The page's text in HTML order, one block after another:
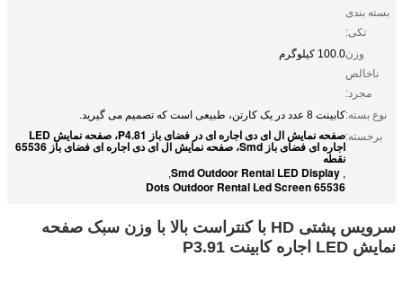
بسته بندی
تکی:
وزن
ناخالص
مجرد:
100.0 کیلوگرم
نوع بسته:کابینت 8 عدد در یک کارتن، طبیعی است که تصمیم می گیرید.
برجسته:
صفحه نمایش ال ای دی اجاره ای در فضای باز P4.81، صفحه نمایش LED
اجاره ای فضای باز Smd، صفحه نمایش ال ای دی اجاره ای فضای باز 65536
نقطه
,
Smd Outdoor Rental LED Display
,
65536 Dots Outdoor Rental Led Screen
سرویس پشتی HD با کنتراست بالا با وزن سبک صفحه
نمایش LED اجاره کابینت P3.91